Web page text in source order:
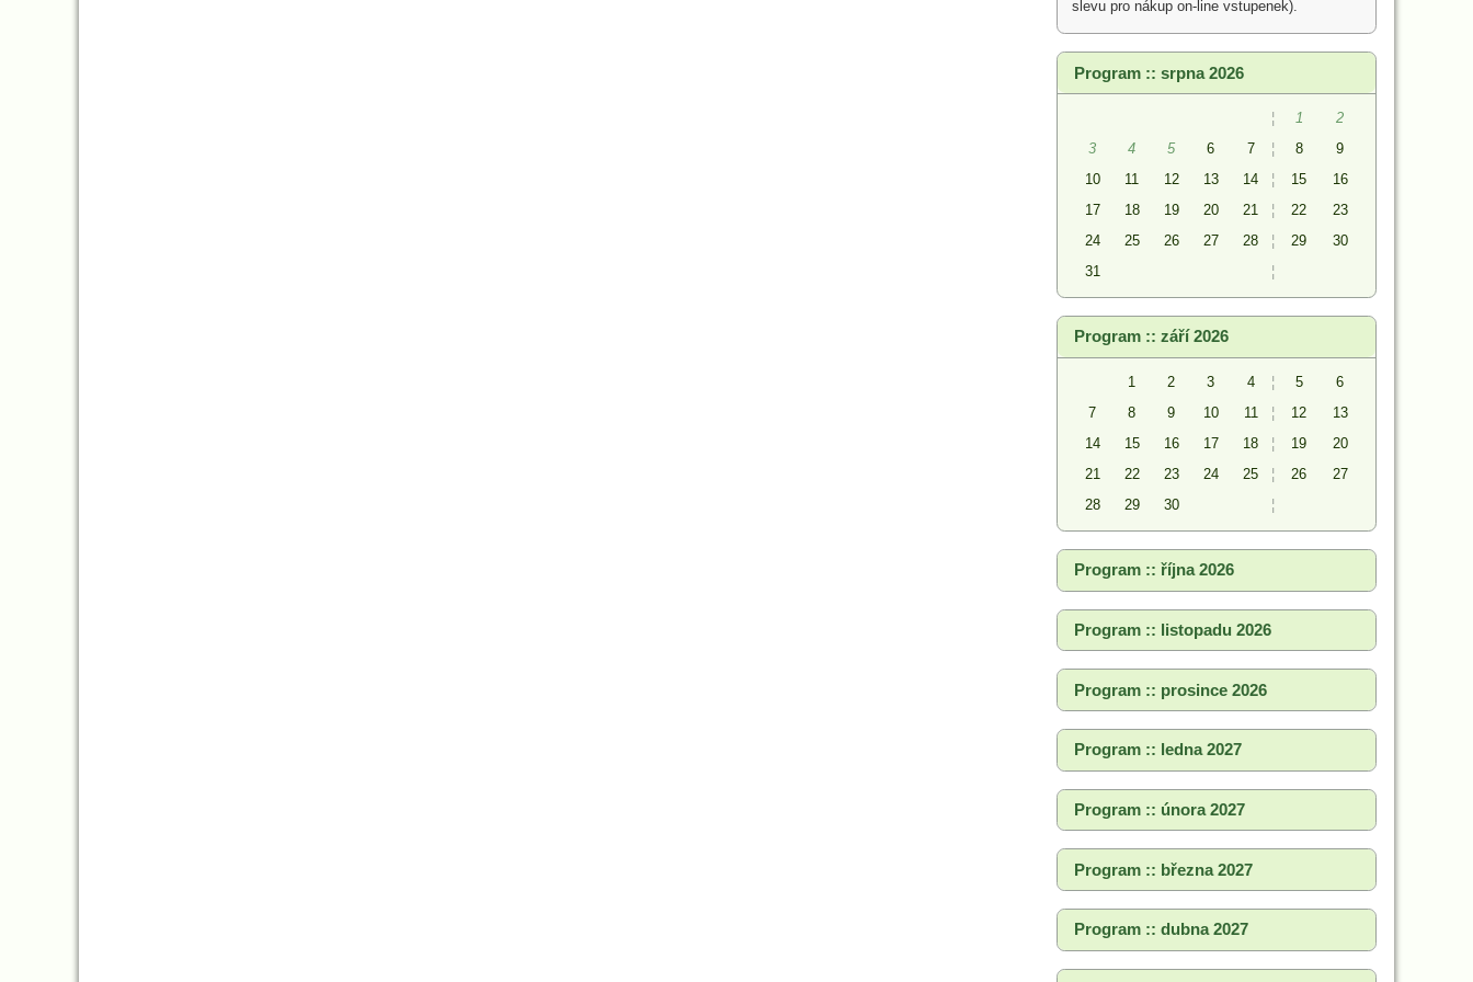
slevu pro nákup on-line vstupenek).
Program :: srpna 2026
¦ 1
2
3
4 5 6 7 ¦ 8
9
10
11 12 13 14 ¦ 15
16
17
18 19 20 21 ¦ 22
23
24
25 26 27 28 ¦ 29
30
31
¦
Program :: září 2026
1 2 3 4 ¦ 5
6
7
8 9 10 11 ¦ 12
13
14
15 16 17 18 ¦ 19
20
21
22 23 24 25 ¦ 26
27
28
29 30 ¦
Program :: října 2026
Program :: listopadu 2026
Program :: prosince 2026
Program :: ledna 2027
Program :: února 2027
Program :: března 2027
Program :: dubna 2027